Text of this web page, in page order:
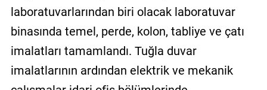
laboratuvarlarından biri olacak laboratuvar
binasında temel, perde, kolon, tabliye ve çatı
imalatları tamamlandı. Tuğla duvar
imalatlarının ardından elektrik ve mekanik